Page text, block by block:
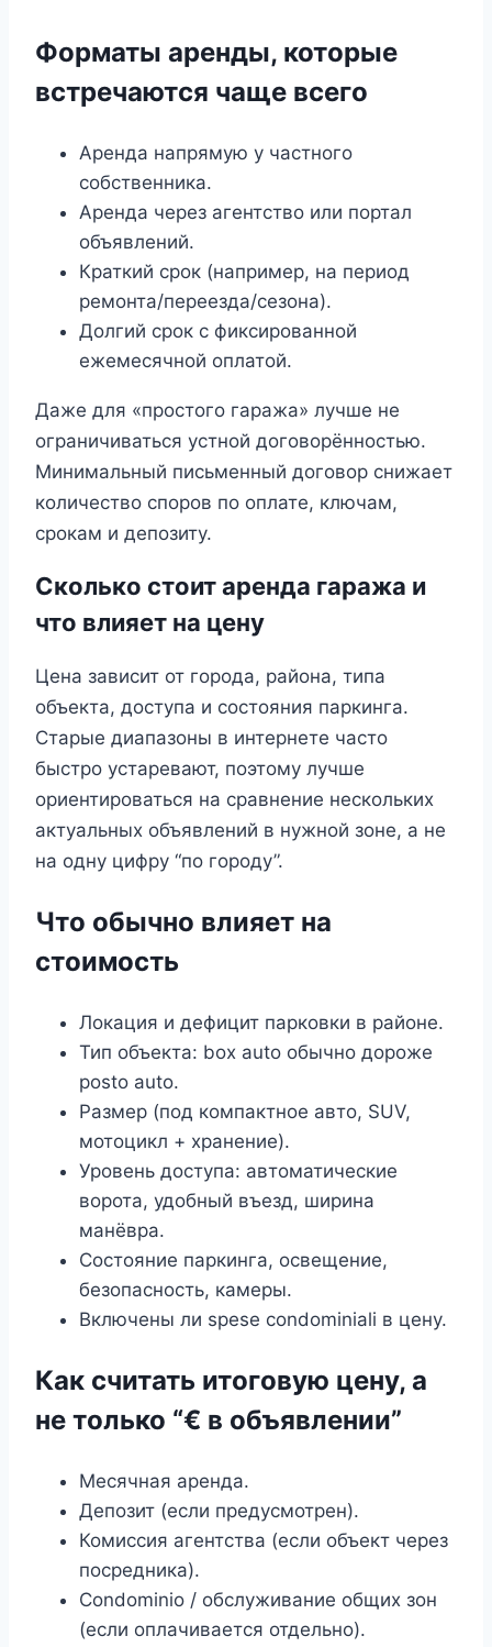
Форматы аренды, которые
встречаются чаще всего
Аренда напрямую у частного
собственника.
Аренда через агентство или портал
объявлений.
Краткий срок (например, на период
ремонта/переезда/сезона).
Долгий срок с фиксированной
ежемесячной оплатой.
Даже для «простого гаража» лучше не
ограничиваться устной договорённостью.
Минимальный письменный договор снижает
количество споров по оплате, ключам,
срокам и депозиту.
Сколько стоит аренда гаража и
что влияет на цену
Цена зависит от города, района, типа
объекта, доступа и состояния паркинга.
Старые диапазоны в интернете часто
быстро устаревают, поэтому лучше
ориентироваться на сравнение нескольких
актуальных объявлений в нужной зоне, а не
на одну цифру “по городу”.
Что обычно влияет на
стоимость
Локация и дефицит парковки в районе.
Тип объекта: box auto обычно дороже
posto auto.
Размер (под компактное авто, SUV,
мотоцикл + хранение).
Уровень доступа: автоматические
ворота, удобный въезд, ширина
манёвра.
Состояние паркинга, освещение,
безопасность, камеры.
Включены ли spese condominiali в цену.
Как считать итоговую цену, а
не только “€ в объявлении”
Месячная аренда.
Депозит (если предусмотрен).
Комиссия агентства (если объект через
посредника).
Condominio / обслуживание общих зон
(если оплачивается отдельно).